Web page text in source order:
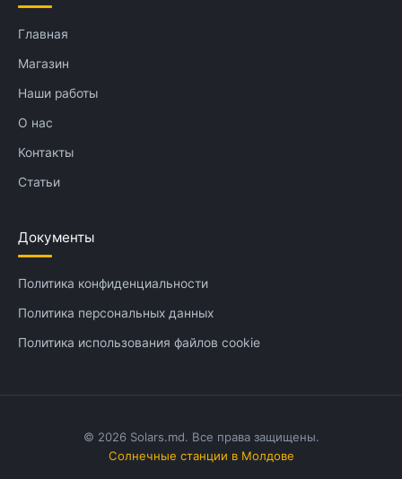
Главная
Магазин
Наши работы
О нас
Контакты
Статьи
Документы
Политика конфиденциальности
Политика персональных данных
Политика использования файлов cookie
© 2026 Solars.md. Все права защищены.
Солнечные станции в Молдове